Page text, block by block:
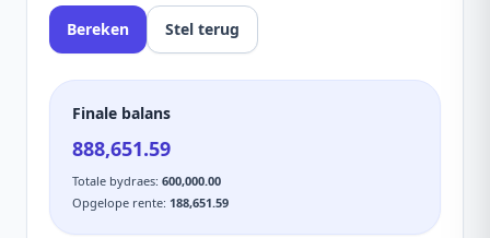
Bereken Stel terug
Finale balans
888,651.59
Totale bydraes: 600,000.00
Opgelope rente: 188,651.59